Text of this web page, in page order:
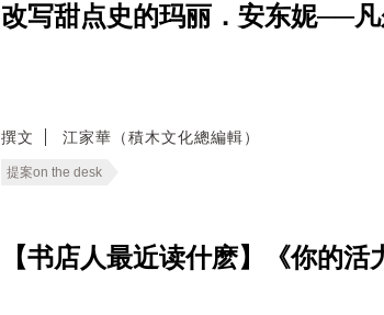
改写甜点史的玛丽．安东妮──
撰文 江家華（積木文化總編輯）
提案on the desk
【书店人最近读什麽】《你的活